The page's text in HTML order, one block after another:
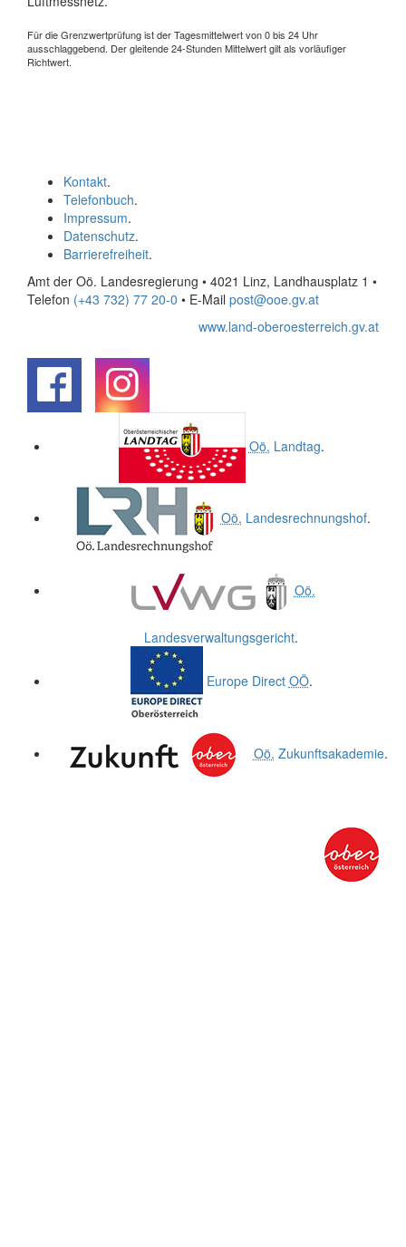
Für die Grenzwertprüfung ist der Tagesmittelwert von 0 bis 24 Uhr
ausschlaggebend. Der gleitende 24-Stunden Mittelwert gilt als vorläufiger
Richtwert.
Kontakt.
Telefonbuch.
Impressum.
Datenschutz.
Barrierefreiheit.
Amt der Oö. Landesregierung • 4021 Linz, Landhausplatz 1 •
Telefon (+43 732) 77 20-0 • E-Mail post@ooe.gv.at
www.land-oberoesterreich.gv.at
Oö. Landtag.
Oö. Landesrechnungshof.
Oö.
Landesverwaltungsgericht.
Europe Direct OÖ.
Oö. Zukunftsakademie.